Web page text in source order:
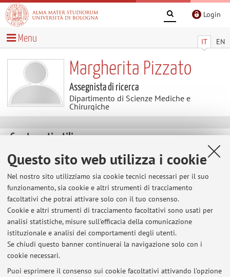
Questo sito web utilizza i cookie
Nel nostro sito utilizziamo sia cookie tecnici necessari per il suo
funzionamento, sia cookie e altri strumenti di tracciamento
facoltativi che potrai attivare solo con il tuo consenso.
Cookie e altri strumenti di tracciamento facoltativi sono usati per
analisi statistiche, misure sull'efficacia della comunicazione
istituzionale e analisi dei comportamenti degli utenti.
Se chiudi questo banner continuerai la navigazione solo con i
cookie necessari.
Puoi esprimere il consenso sui cookie facoltativi attivando l'opzione
Login
IT EN
Menu
Margherita Pizzato
Assegnista di ricerca
Dipartimento di Scienze Mediche e
Chirurgiche
Contenuti utili
Al momento non sono presenti contenuti.
Ultimi avvisi
Al momento non sono presenti avvisi.